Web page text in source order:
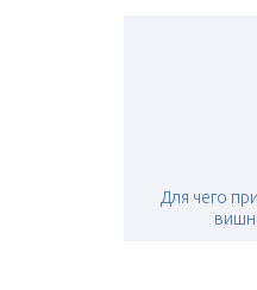
Для чего